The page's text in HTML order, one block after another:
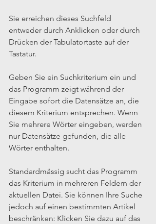
Sie erreichen dieses Suchfeld
entweder durch Anklicken oder durch
Drücken der Tabulatortaste auf der
Tastatur.
Geben Sie ein Suchkriterium ein und
das Programm zeigt während der
Eingabe sofort die Datensätze an, die
diesem Kriterium entsprechen. Wenn
Sie mehrere Wörter eingeben, werden
nur Datensätze gefunden, die alle
Wörter enthalten.
Standardmässig sucht das Programm
das Kriterium in mehreren Feldern der
aktuellen Datei. Sie können Ihre Suche
jedoch auf einen bestimmten Artikel
beschränken: Klicken Sie dazu auf das